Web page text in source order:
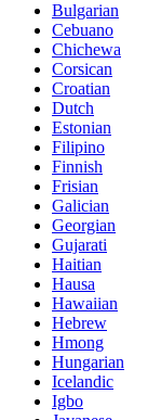
Bulgarian
Cebuano
Chichewa
Corsican
Croatian
Dutch
Estonian
Filipino
Finnish
Frisian
Galician
Georgian
Gujarati
Haitian
Hausa
Hawaiian
Hebrew
Hmong
Hungarian
Icelandic
Igbo